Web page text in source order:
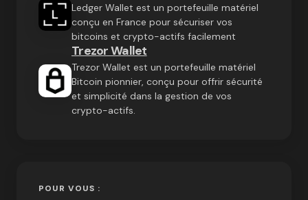
Ledger Wallet est un portefeuille matériel
conçu en France pour sécuriser vos
bitcoins et crypto-actifs facilement
Trezor Wallet
Trezor Wallet est un portefeuille matériel
Bitcoin pionnier, conçu pour offrir sécurité
et simplicité dans la gestion de vos
crypto-actifs.
POUR VOUS :